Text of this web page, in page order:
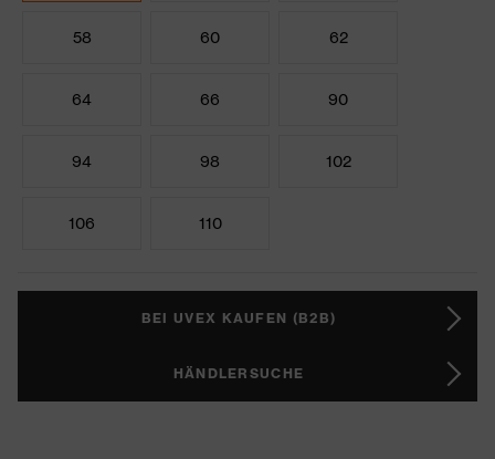
58 60 62
64 66 90
94 98 102
106 110
BEI UVEX KAUFEN (B2B)
HÄNDLERSUCHE